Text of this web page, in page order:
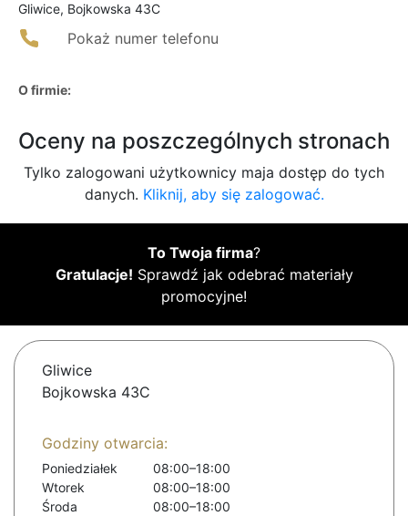
Gliwice, Bojkowska 43C
Pokaż numer telefonu
O firmie:
Oceny na poszczególnych stronach
Tylko zalogowani użytkownicy maja dostęp do tych
danych. Kliknij, aby się zalogować.
To Twoja firma?
Gratulacje! Sprawdź jak odebrać materiały
promocyjne!
Gliwice
Bojkowska 43C
Godziny otwarcia:
Poniedziałek
08:00–18:00
Wtorek
08:00–18:00
Środa
08:00–18:00